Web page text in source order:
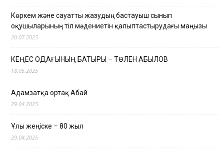
Көркем және сауатты жазудың бастауыш сынып
оқушыларының тіл мәдениетін қалыптастырудағы маңызы
20.07.2025
КЕҢЕС ОДАҒЫНЫҢ БАТЫРЫ – ТӨЛЕН ҚАБЫЛОВ
18.05.2025
Адамзатқа ортақ Абай
29.04.2025
Ұлы жеңіске – 80 жыл
29.04.2025